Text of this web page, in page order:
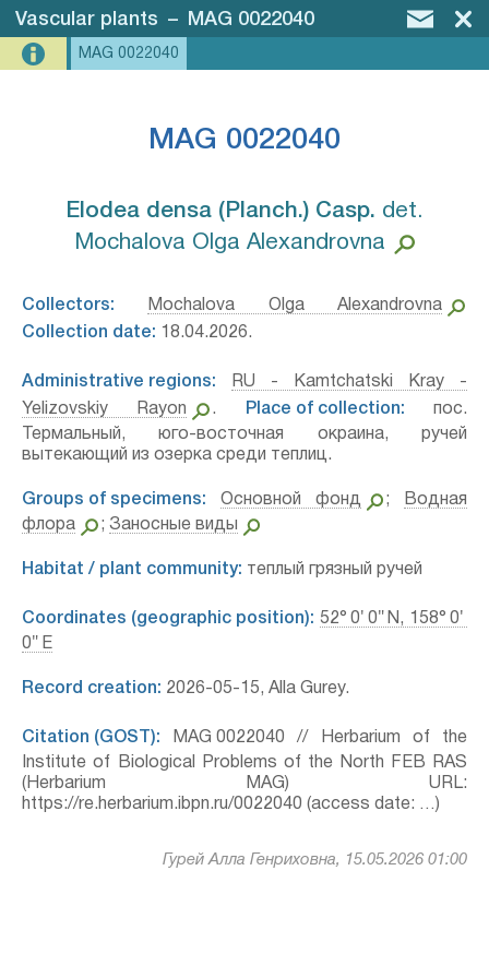
Vascular plants – MAG 0022040
MAG 0022040
MAG 0022040
Elodea densa (Planch.) Casp.⁣ det.
Mochalova Olga Alexandrovna
Collectors:
Mochalova Olga Alexandrovna
Collection date: 18.04.2026.
Administrative regions:
RU - Kamtchatski Kray -
Yelizovskiy Rayon
. Place of collection: пос.
Термальный, юго-восточная окраина, ручей
вытекающий из озерка среди теплиц.
Groups of specimens: Основной фонд ;
Водная
флора
; Заносные виды
Habitat / plant community: теплый грязный ручей
Coordinates (geographic position): 52° 0′ 0″ N, 158° 0′
0″ E
Record creation: 2026-05-15, Alla Gurey.
Citation (GOST): MAG 0022040 // Herbarium of the
Institute of Biological Problems of the North FEB RAS
(Herbarium MAG) URL:
https://re.herbarium.ibpn.ru/0022040 (access date: …)
Гурей Алла Генриховна, 15.05.2026 01:00